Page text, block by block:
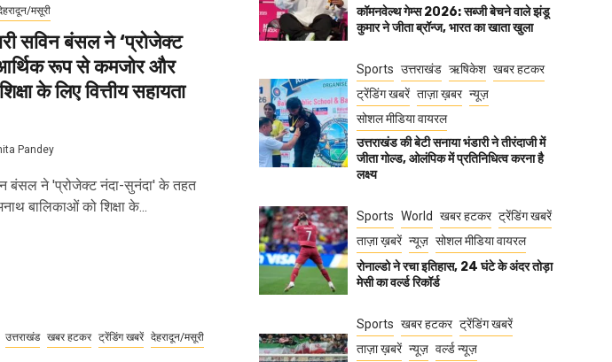
मसूरी
सविन बंसल ने ‘प्रोजेक्ट
रूप से कमजोर और
के लिए वित्तीय सहायता
Pandey
बंसल ने 'प्रोजेक्ट नंदा-सुनंदा' के तहत
बालिकाओं को शिक्षा के...
उत्तराखंड खबर हटकर ट्रेंडिंग खबरें देहरादून/मसूरी
कॉमनवेल्थ गेम्स 2026: सब्जी बेचने वाले झंडू
कुमार ने जीता ब्रॉन्ज, भारत का खाता खुला
Sports उत्तराखंड ऋषिकेश खबर हटकर
ट्रेंडिंग खबरें ताज़ा ख़बर न्यूज़
सोशल मीडिया वायरल
उत्तराखंड की बेटी सनाया भंडारी ने तीरंदाजी में
जीता गोल्ड, ओलंपिक में प्रतिनिधित्व करना है
लक्ष्य
Sports World खबर हटकर ट्रेंडिंग खबरें
ताज़ा ख़बरें न्यूज़ सोशल मीडिया वायरल
रोनाल्डो ने रचा इतिहास, 24 घंटे के अंदर तोड़ा
मेसी का वर्ल्ड रिकॉर्ड
Sports खबर हटकर ट्रेंडिंग खबरें
ताज़ा ख़बरें न्यूज़ वर्ल्ड न्यूज़